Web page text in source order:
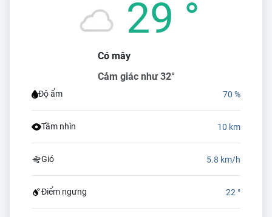
29 °
Có mây
Cảm giác như 32°
Độ ẩm 70 %
Tầm nhìn 10 km
Gió 5.8 km/h
Điểm ngưng 22 °